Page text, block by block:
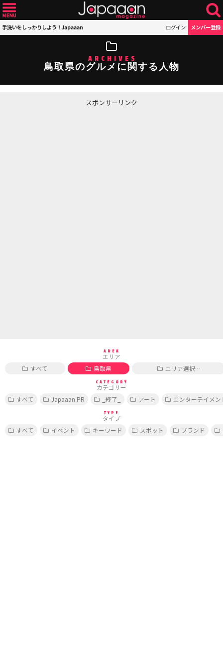
手洗いをしっかりしよう！Japaaan ログイン メンバー登録
ARCHIVES
鳥取県のグルメに関する人物
スポンサーリンク
AREA
エリア
すべて
鳥取県 エリア選択…
CATEGORY
カテゴリー
すべて
Japaaan PR _終了_ アート エンターテイメン
TYPE
タイプ
すべて
イベント キーワード スポット ブランド